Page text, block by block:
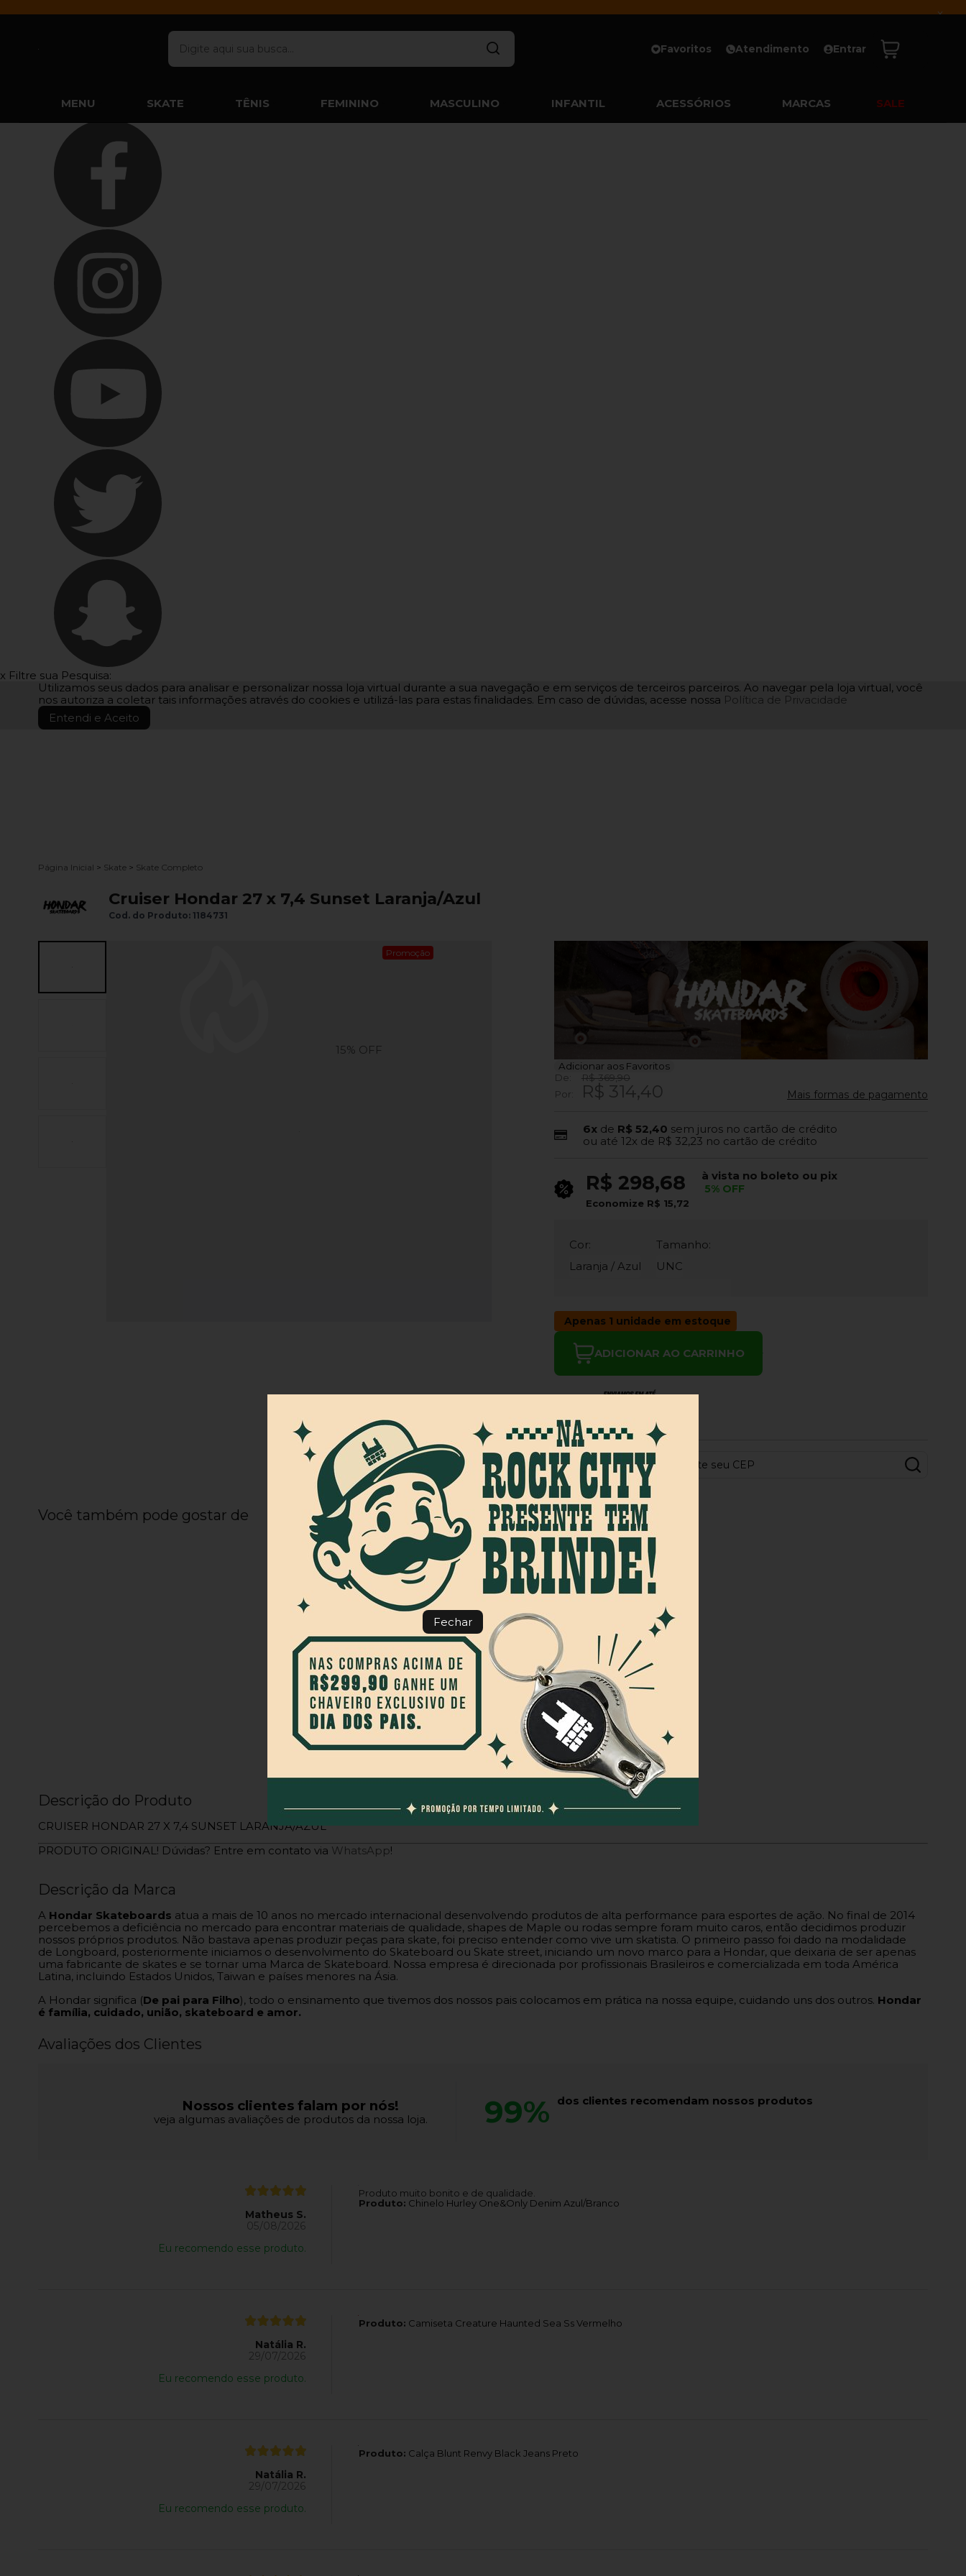
x Filtre sua Pesquisa:
Utilizamos seus dados para analisar e personalizar nossa loja virtual durante a sua navegação e em serviços de terceiros parceiros. Ao navegar pela loja virtual, você
nos autoriza a coletar tais informações através do cookies e utilizá-las para estas finalidades. Em caso de dúvidas, acesse nossa Política de Privacidade
Entendi e Aceito
x
Favoritos Atendimento Entrar
MENU SKATE TÊNIS FEMININO MASCULINO INFANTIL ACESSÓRIOS MARCAS SALE
Página Inicial > Skate > Skate Completo
Cruiser Hondar 27 x 7,4 Sunset Laranja/Azul
Cod. do Produto: 1184731
15% OFF
Promoção
Adicionar aos Favoritos
De:
R$ 369,90
Por:
R$ 314,40 Mais formas de pagamento
6x de R$ 52,40 sem juros no cartão de crédito
ou até12x de R$ 32,23 no cartão de crédito
R$ 298,68 à vista no boleto ou pix
5% OFF
Economize R$ 15,72
Cor:
Laranja / Azul
Tamanho:
UNC
Apenas 1 unidade em estoque
ADICIONAR AO CARRINHO
Calcule Frete e
Prazo
Você também pode gostar de
Descrição do Produto
CRUISER HONDAR 27 X 7,4 SUNSET LARANJA/AZUL
PRODUTO ORIGINAL! Dúvidas? Entre em contato via WhatsApp!
Descrição da Marca
A Hondar Skateboards atua a mais de 10 anos no mercado internacional desenvolvendo produtos de alta performance para esportes de ação. No final de 2014
percebemos a deficiência no mercado para encontrar materiais de qualidade, shapes de Maple ou rodas sempre foram muito caros, então decidimos produzir
nossos próprios produtos. Não bastava apenas produzir peças para skate, foi preciso entender como vive um skatista. O primeiro passo foi dado na modalidade
de Longboard, posteriormente iniciamos o desenvolvimento do Skateboard ou Skate street, iniciando um novo marco para a Hondar, que deixaria de ser apenas
uma fabricante de skates e se tornar uma Marca de Skateboard. Nossa empresa é direcionada por profissionais Brasileiros e comercializada em toda América
Latina, incluindo Estados Unidos, Taiwan e países menores na Ásia.
A Hondar significa (De pai para Filho), todo o ensinamento que tivemos dos nossos pais colocamos em prática na nossa equipe, cuidando uns dos outros. Hondar
é família, cuidado, união, skateboard e amor.
Avaliações dos Clientes
Nossos clientes falam por nós!
veja algumas avaliações de produtos da nossa loja. 99% dos clientes recomendam nossos produtos
Matheus S.
05/08/2026
Eu recomendo esse produto.
Produto muito bonito e de qualidade.
Produto: Chinelo Hurley One&Only Denim Azul/Branco
Natália R.
29/07/2026
Eu recomendo esse produto.
Produto: Camiseta Creature Haunted Sea Ss Vermelho
Natália R.
29/07/2026
Eu recomendo esse produto.
Produto: Calça Blunt Renvy Black Jeans Preto
Fechar